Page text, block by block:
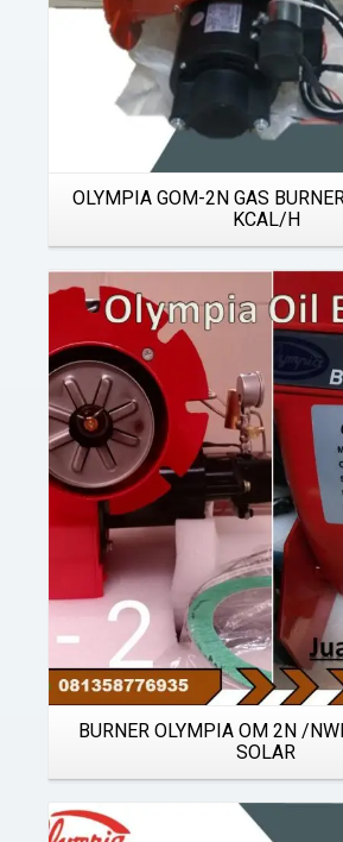
OLYMPIA GOM-2N GAS
KCAL/H
Details
BURNER OLYMPIA OM 2N /
SOLAR